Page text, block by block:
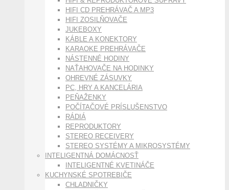
HIFI CD PREHRÁVAČ A MP3
HIFI ZOSILŇOVAČE
JUKEBOXY
KÁBLE A KONEKTORY
KARAOKE PREHRÁVAČE
NÁSTENNÉ HODINY
NAŤAHOVAČE NA HODINKY
OHREVNÉ ZÁSUVKY
PC, HRY A KANCELÁRIA
PEŇAŽENKY
POČÍTAČOVÉ PRÍSLUŠENSTVO
RÁDIÁ
REPRODUKTORY
STEREO RECEIVERY
STEREO SYSTÉMY A MIKROSYSTÉMY
INTELIGENTNÁ DOMÁCNOSŤ
INTELIGENTNÉ KVETINÁČE
KUCHYNSKÉ SPOTREBIČE
CHLADNIČKY